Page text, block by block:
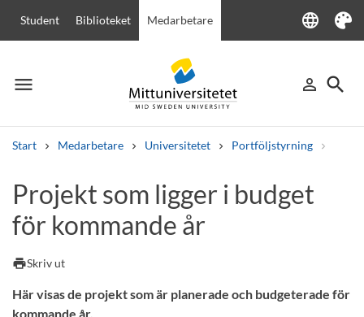
Student Biblioteket Medarbetare language
Language
Tema
menu
Meny person_outline
Logga in
search
Sök
Start Medarbetare Universitetet Portföljstyrning
Andra söktjänster
Kurser och program KursplanerVälkomstbrev
Projekt som ligger i budget
för kommande år
printSkriv ut
Här visas de projekt som är planerade och budgeterade för
kommande år.